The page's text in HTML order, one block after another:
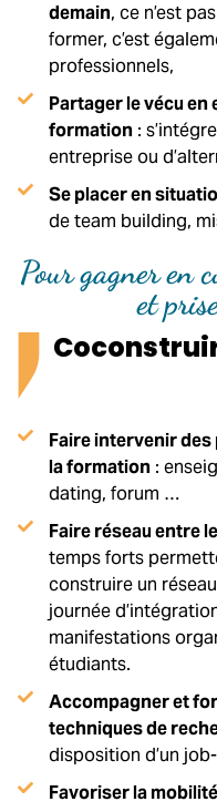
demain, ce n’est
former, c’est
professionnels,
Partager le vécu en
formation:
entreprise ou
Se placer en
de team building,
Pour gagner en
et
Faire intervenir
la formation:
dating, forum …
Faire réseau entre
temps forts
construire un
journée
manifestations
étudiants.
Accompagner et
techniques de
disposition d’un
Favoriser la